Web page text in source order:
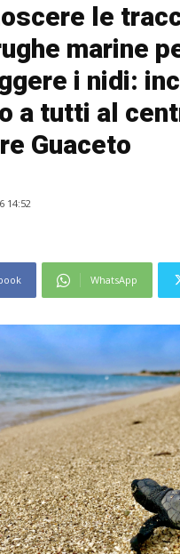
le
marine
i nidi:
a tutti al
Guaceto
14:52
WhatsApp